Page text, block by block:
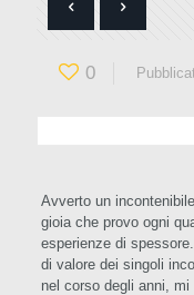
0
Avverto un
gioia che provo ogni
esperienze di
di valore dei singoli
nel corso degli anni,